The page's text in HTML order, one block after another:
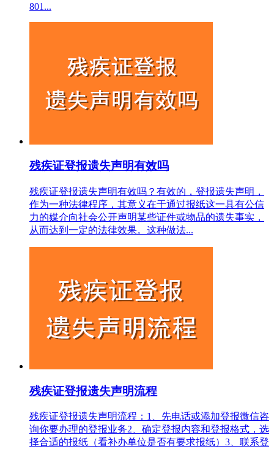
801...
残疾证登报遗失声明有效吗
残疾证登报遗失声明有效吗？有效的，登报遗失声明，
作为一种法律程序，其意义在于通过报纸这一具有公信
力的媒介向社会公开声明某些证件或物品的遗失事实，
从而达到一定的法律效果。这种做法...
残疾证登报遗失声明流程
残疾证登报遗失声明流程：1、先电话或添加登报微信咨
询你要办理的登报业务2、确定登报内容和登报格式，选
择合适的报纸（看补办单位是否有要求报纸）3、联系登